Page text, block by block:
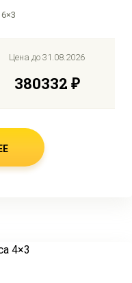
Цена до 31.08.2026
380332 ₽